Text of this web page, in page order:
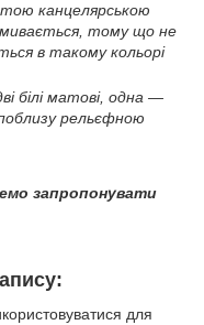
канцелярською
тому що не
в такому кольорі
білі матові, одна —
рельєфною
запропонувати
для